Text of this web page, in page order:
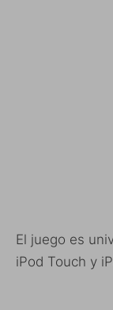
El juego es
iPod Touch y